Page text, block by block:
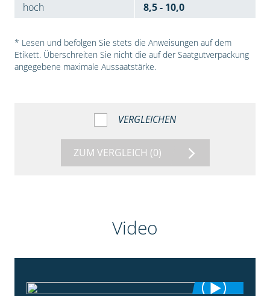
hoch
8,5 - 10,0
* Lesen und befolgen Sie stets die Anweisungen auf dem
Etikett. Überschreiten Sie nicht die auf der Saatgutverpackung
angegebene maximale Aussaatstärke.
VERGLEICHEN
ZUM VERGLEICH (0)
Video